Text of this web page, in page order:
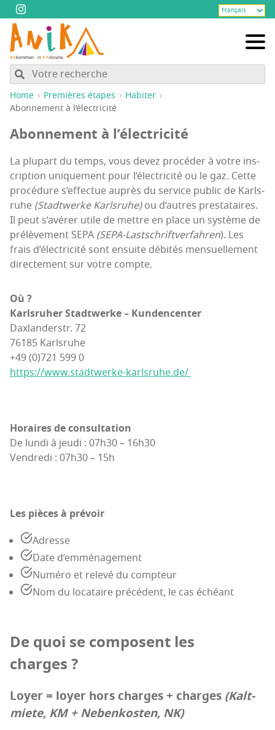
Home Pre­mières étapes
Habi­ter
Abon­ne­ment à l’électricité
Abon­ne­ment à l’électricité
La plu­part du temps, vous devez pro­cé­der à votre ins­
crip­tion uni­que­ment pour l’électricité ou le gaz. Cette
pro­cé­dure s’effectue auprès du ser­vice public de Karls­
ruhe (Stadt­werke Karls­ruhe)ou d’autres pres­ta­taires.
Il peut s’avérer utile de mettre en place un sys­tème de
pré­lè­ve­ment SEPA (SEPA-Last­schrift­ver­fah­ren). Les
frais d’électricité sont ensuite débi­tés men­suel­le­ment
direc­te­ment sur votre compte.
Où ?
Karls­ru­her Stadt­werke – Kun­den­cen­ter
Dax­lan­ders­tr. 72
76185 Karls­ruhe
+49 (0)721 599 0
https://www.stadtwerke-karlsruhe.de/
Horaires de consul­ta­tion
De lun­di à jeu­di : 07h30 – 16h30
Ven­dre­di : 07h30 – 15h
Les pièces à prévoir
Adresse
Date d’emménagement
Numé­ro et rele­vé du compteur
Nom du loca­taire pré­cé­dent, le cas échéant
De quoi se com­posent les
charges ?
Loyer = loyer hors charges + charges (Kalt­
miete, KM + Neben­kos­ten, NK)